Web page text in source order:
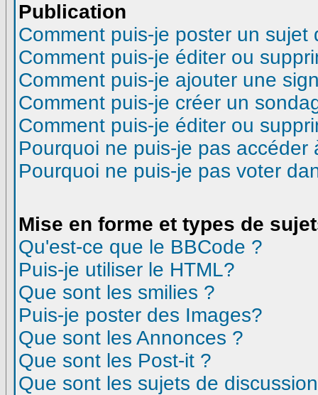
Publication
Comment puis-je poster un sujet
Comment puis-je éditer ou
Comment puis-je ajouter une
Comment puis-je créer un
Comment puis-je éditer ou
Pourquoi ne puis-je pas accéder
Pourquoi ne puis-je pas voter
Mise en forme et types de
Qu'est-ce que le BBCode ?
Puis-je utiliser le HTML?
Que sont les smilies ?
Puis-je poster des Images?
Que sont les Annonces ?
Que sont les Post-it ?
Que sont les sujets de